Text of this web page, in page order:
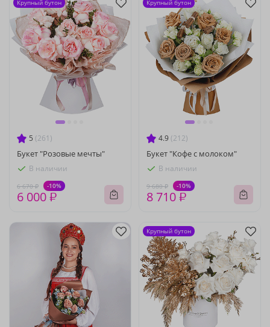
5 (261)
Букет "Розовые мечты"
В наличии
6 670 ₽ -10%
6 000 ₽
Крупный бутон
4.9 (212)
Букет "Кофе с молоком"
В наличии
9 680 ₽ -10%
8 710 ₽
Крупный бутон
Крупный бутон